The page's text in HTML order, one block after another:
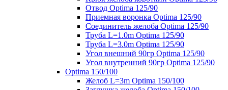
Отвод Optima 125/90
Приемная воронка Optima 125/90
Соединитель желоба Optima 125/90
Труба L=1.0m Optima 125/90
Труба L=3.0m Optima 125/90
Угол внешний 90гр Optima 125/90
Угол внутренний 90гр Optima 125/90
Optima 150/100
Желоб L=3m Optima 150/100